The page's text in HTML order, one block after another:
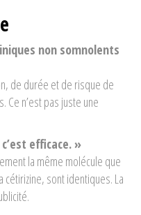
non somnolents
de durée et de risque de
n’est pas juste une
efficace. »
la même molécule que
cétirizine, sont identiques. La